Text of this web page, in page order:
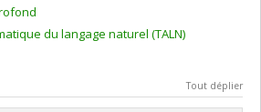
du langage naturel (TALN)
Tout déplier